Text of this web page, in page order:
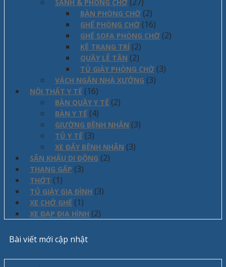
SẢNH & PHÒNG CHỜ
BÀN PHÒNG CHỜ (2)
GHẾ PHÒNG CHỜ (16)
GHẾ SOFA PHÒNG CHỜ (2)
KỆ TRANG TRÍ (2)
QUẦY LỄ TÂN (2)
TỦ GIÀY PHÒNG CHỜ (3)
VÁCH NGĂN NHÀ XƯỞNG (3)
NỘI THẤT Y TẾ (16)
BÀN QUẦY Y TẾ (2)
BÀN Y TẾ (4)
GIƯỜNG BỆNH NHÂN (3)
TỦ Y TẾ (3)
XE ĐẨY BỆNH NHÂN (3)
SÂN KHẤU DI ĐỘNG (2)
THANG GẤP (3)
THỚT (1)
TỦ GIÀY GIA ĐÌNH (3)
XE CHỞ GHẾ (1)
XE ĐẠP ĐỊA HÌNH (2)
Bài viết mới cập nhật